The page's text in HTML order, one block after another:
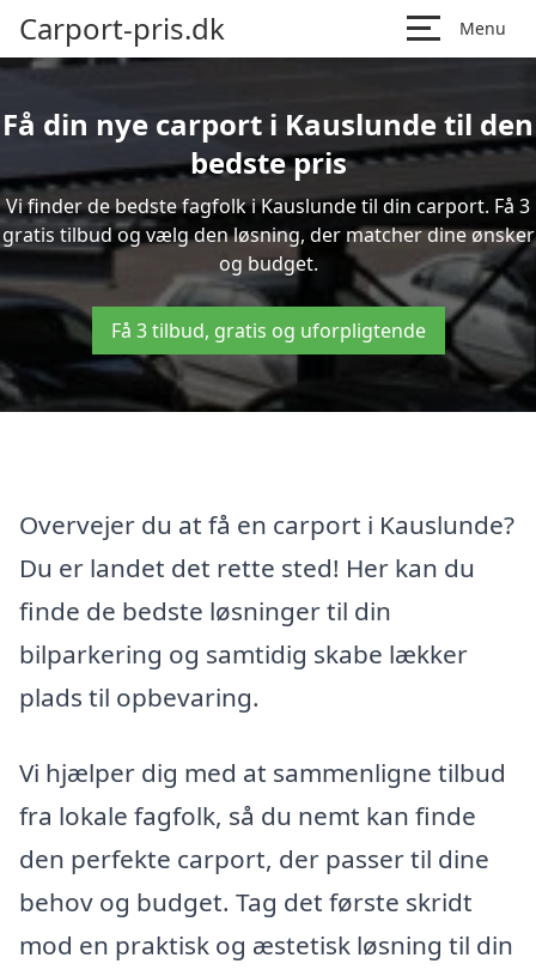
Carport-pris.dk Menu
Få din nye carport i Kauslunde til den
bedste pris
Vi finder de bedste fagfolk i Kauslunde til din carport. Få 3
gratis tilbud og vælg den løsning, der matcher dine ønsker
og budget.
Få 3 tilbud, gratis og uforpligtende
Overvejer du at få en carport i Kauslunde?
Du er landet det rette sted! Her kan du
finde de bedste løsninger til din
bilparkering og samtidig skabe lækker
plads til opbevaring.
Vi hjælper dig med at sammenligne tilbud
fra lokale fagfolk, så du nemt kan finde
den perfekte carport, der passer til dine
behov og budget. Tag det første skridt
mod en praktisk og æstetisk løsning til din